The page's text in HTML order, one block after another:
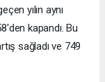
yılın aynı
kapandı. Bu
sağladı ve 749